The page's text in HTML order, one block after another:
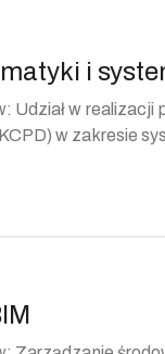
i
w zakresie